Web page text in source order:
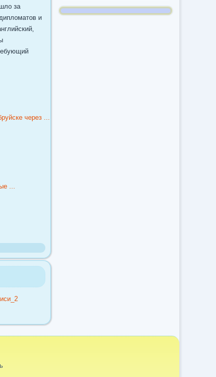
за
и
через ...
...